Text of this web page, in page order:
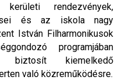
kerületi rendezvények,
és az iskola nagy
István Filharmonikusok
programjában
biztosít kiemelkedő
való közreműködésre.